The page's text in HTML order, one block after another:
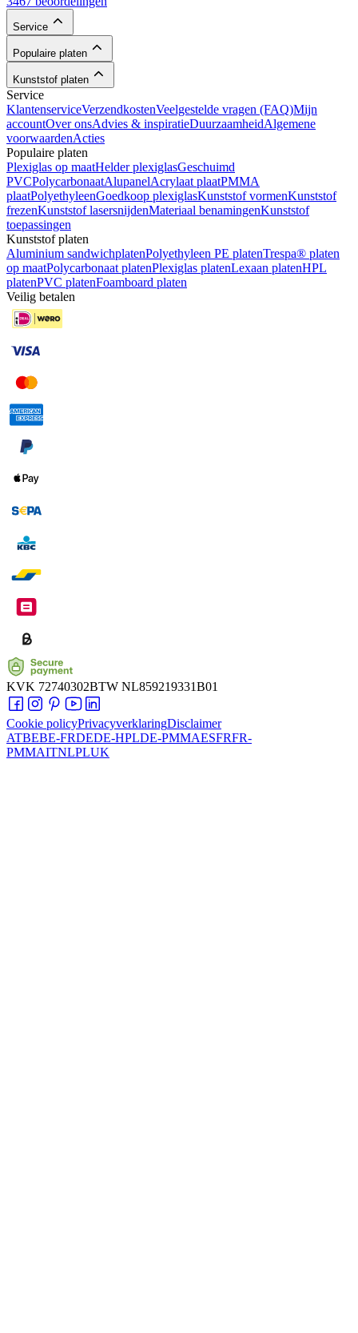
Service
Populaire platen
Kunststof platen
Service
KlantenserviceVerzendkostenVeelgestelde vragen (FAQ)Mijn
accountOver onsAdvies & inspiratieDuurzaamheidAlgemene
voorwaardenActies
Populaire platen
Plexiglas op maatHelder plexiglasGeschuimd
PVCPolycarbonaatAlupanelAcrylaat plaatPMMA
plaatPolyethyleenGoedkoop plexiglasKunststof vormenKunststof
frezenKunststof lasersnijdenMateriaal benamingenKunststof
toepassingen
Kunststof platen
Aluminium sandwichplatenPolyethyleen PE platenTrespa® platen
op maatPolycarbonaat platenPlexiglas platenLexaan platenHPL
platenPVC platenFoamboard platen
Veilig betalen
KVK 72740302BTW NL859219331B01
Cookie policyPrivacyverklaringDisclaimer
ATBEBE-FRDEDE-HPLDE-PMMAESFRFR-
PMMAITNLPLUK